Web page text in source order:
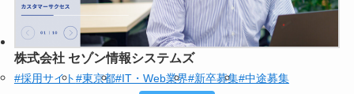
株式会社 セゾン情報システムズ
#採用サイト#東京都#IT・Web業界#新卒募集#中途募集